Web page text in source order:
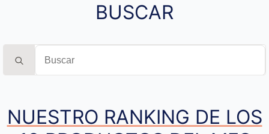
BUSCAR
for:
NUESTRO RANKING DE LOS